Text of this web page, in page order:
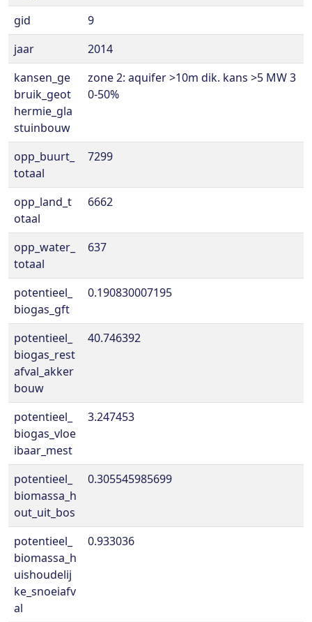
gid
9
jaar
2014
kansen_ge
bruik_geot
hermie_gla
stuinbouw
zone 2: aquifer >10m dik. kans >5 MW 3
0-50%
opp_buurt_
totaal
7299
opp_land_t
otaal
6662
opp_water_
totaal
637
potentieel_
biogas_gft
0.190830007195
potentieel_
biogas_rest
afval_akker
bouw
40.746392
potentieel_
biogas_vloe
ibaar_mest
3.247453
potentieel_
biomassa_h
out_uit_bos
0.305545985699
potentieel_
biomassa_h
uishoudelij
ke_snoeiafv
al
0.933036